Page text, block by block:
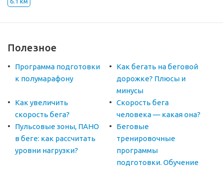
Полезное
Программа подготовки
к полумарафону
Как бегать на беговой
дорожке? Плюсы и
минусы
Как увеличить
скорость бега?
Скорость бега
человека — какая она?
Пульсовые зоны, ПАНО
в беге: как рассчитать
уровни нагрузки?
Беговые
тренировочные
программы
подготовки. Обучение